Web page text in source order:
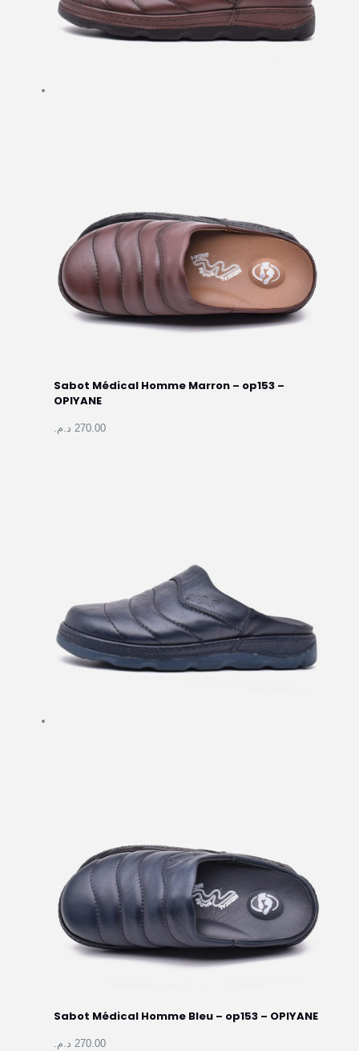
Sabot Médical Homme Marron – op153 –
OPIYANE
270.00 د.م.
Sabot Médical Homme Bleu – op153 – OPIYANE
270.00 د.م.